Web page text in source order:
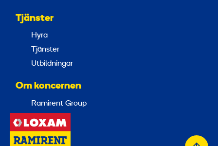
Tjänster
Hyra
Tjänster
Utbildningar
Om koncernen
Ramirent Group